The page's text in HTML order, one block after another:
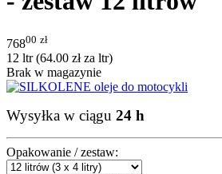
76800 zł
12 ltr (64.00 złza ltr)
Brak w magazynie
Wysyłka w ciągu 24 h
Opakowanie / zestaw: